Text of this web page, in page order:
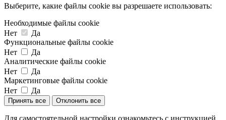
Выберите, какие файлы cookie вы разрешаете использовать:
Необходимые файлы cookie
Нет
Да
Функциональные файлы cookie
Нет
Да
Аналитические файлы cookie
Нет
Да
Маркетинговые файлы cookie
Нет
Да
Принять все Отклонить все
Для самостоятельной настройки ознакомьтесь с инструкцией